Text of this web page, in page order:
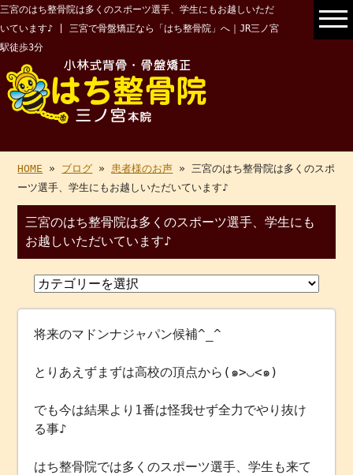
三宮のはち整骨院は多くのスポーツ選手、学生にもお越しいただ
いています♪ | 三宮で骨盤矯正なら「はち整骨院」へ｜JR三ノ宮
駅徒歩3分
HOME » ブログ »患者様のお声 » 三宮のはち整骨院は多くのスポ
ーツ選手、学生にもお越しいただいています♪
三宮のはち整骨院は多くのスポーツ選手、学生にも
お越しいただいています♪
将来のマドンナジャパン候補^_^
とりあえずまずは高校の頂点から(๑>◡<๑)
でも今は結果より1番は怪我せず全力でやり抜け
る事♪
はち整骨院では多くのスポーツ選手、学生も来て